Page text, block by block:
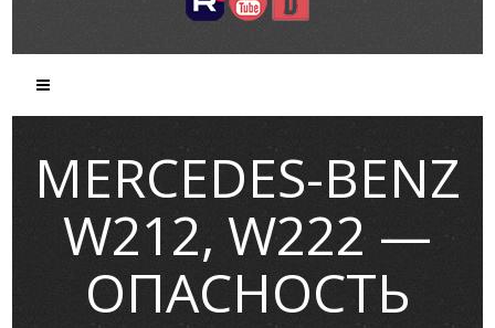
MERCEDES-BENZ
W212, W222 —
ОПАСНОСТЬ